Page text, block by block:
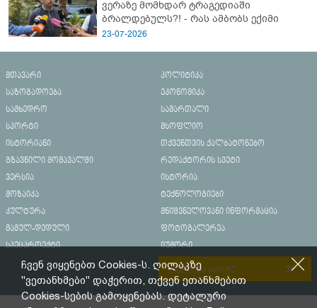
ვერაზე მომხდარ ტრაგედიაში
ბრალდებულს?! - რას ამბობს ექიმი
23-07-2026
მთავარი
პოლიტიკა
საზოგადოება
ეკონომიკა
სამხედრო
სამართალი
სპორტი
მსოფლიო
ისტორიანი
თქვენთვის ქალბატონებო
გზავნილი მომავალში
რედაქტორის სვეტი
ვერსია
ისტორია
მოზაიკა
ტექნოლოგიები
კულტურა
მნიშვნელოვანი ინფორმაცია
მამულ-დედული
ფოტოგალერეა
სპეცპროექტი
იუმორი
რეკლამა საიტზე
ჩვენ ვიყენებთ Cookies-ს. ღილაკზე
"ვეთანხმები" დაჭერით, თქვენ ეთანხმებით
Cookies-სების გამოყენებას. დეტალური